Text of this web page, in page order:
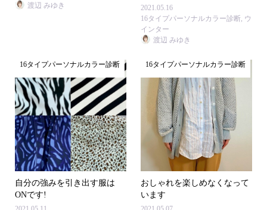
渡辺 みゆき
2021.05.16
16タイプパーソナルカラー診断, ウ
インター
渡辺 みゆき
16タイプパーソナルカラー診断
自分の強みを引き出す服は
ONです!
16タイプパーソナルカラー診断
おしゃれを楽しめなくなって
います